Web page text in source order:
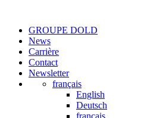
GROUPE DOLD
News
Carrière
Contact
Newsletter
français
English
Deutsch
français